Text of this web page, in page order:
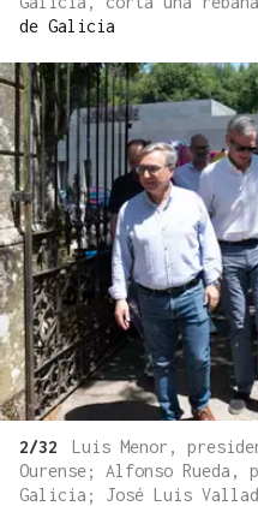
de Galicia
2/32
Luis Menor,
Ourense; Alfonso
Galicia; José Luis